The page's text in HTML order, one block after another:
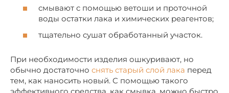
смывают с помощью ветоши и проточной
воды остатки лака и химических реагентов;
тщательно сушат обработанный участок.
При необходимости изделия ошкуривают, но
обычно достаточно снять старый слой лака перед
тем, как наносить новый. С помощью такого